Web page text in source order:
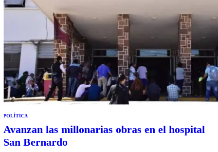
POLÍTICA
Avanzan las millonarias obras en el hospital
San Bernardo